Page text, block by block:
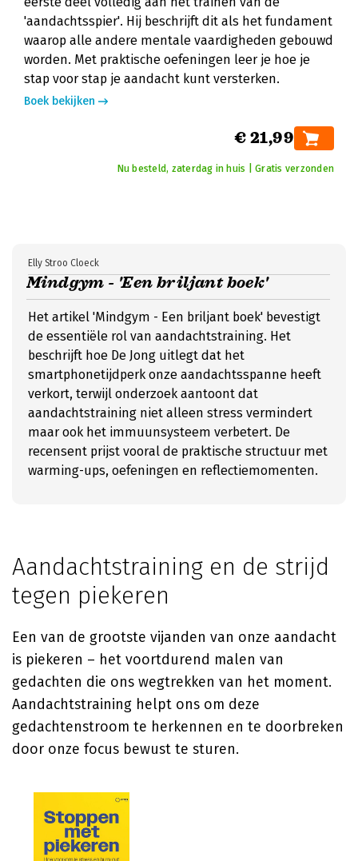
'aandachtsspier'. Hij beschrijft dit als het fundament
waarop alle andere mentale vaardigheden gebouwd
worden. Met praktische oefeningen leer je hoe je
stap voor stap je aandacht kunt versterken.
Boek bekijken
€ 21,99
Nu besteld, zaterdag in huis | Gratis verzonden
Mindgym - 'Een briljant boek'
Elly Stroo Cloeck
Het artikel 'Mindgym - Een briljant boek' bevestigt
de essentiële rol van aandachtstraining. Het
beschrijft hoe De Jong uitlegt dat het
smartphonetijdperk onze aandachtsspanne heeft
verkort, terwijl onderzoek aantoont dat
aandachtstraining niet alleen stress vermindert
maar ook het immuunsysteem verbetert. De
recensent prijst vooral de praktische structuur met
warming-ups, oefeningen en reflectiemomenten.
Aandachtstraining en de strijd
tegen piekeren
Een van de grootste vijanden van onze aandacht
is piekeren – het voortdurend malen van
gedachten die ons wegtrekken van het moment.
Aandachtstraining helpt ons om deze
gedachtenstroom te herkennen en te doorbreken
door onze focus bewust te sturen.